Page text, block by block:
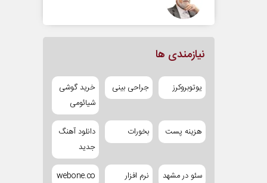
نیازمندی ها
یوتوبروکرز جراحی بینی
خرید گوشی
شیائومی
هزینه پست بخورات
دانلود آهنگ
جدید
سئو در مشهد
نرم افزار
webone.co